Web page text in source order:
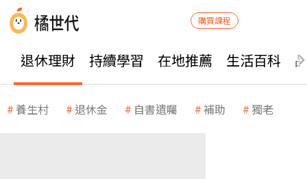
購買課程
退休理財 持續學習 在地推薦 生活百科
養生村 退休金 自書遺囑 補助 獨老